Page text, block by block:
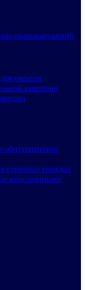
правонарушений
кампании
абитуриентами
граждан
иностранными